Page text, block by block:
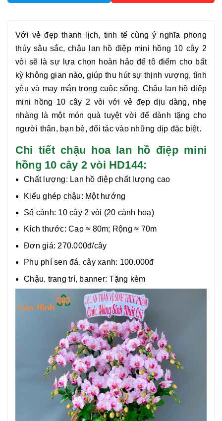
Với vẻ đẹp thanh lịch, tinh tế cùng ý nghĩa phong
thủy sâu sắc, chậu
lan hồ điệp mini hồng 10 cây 2
vòi sẽ là sự lựa chọn hoàn hảo để tô điểm cho bất
kỳ không gian nào, giúp thu hút sự thịnh vượng, tình
yêu và may mắn trong cuộc sống. Chậu
lan hồ điệp
mini hồng 10 cây 2 vòi với vẻ đẹp dịu dàng, nhẹ
nhàng là một món quà tuyệt vời để dành tặng cho
người thân, bạn bè, đối tác vào những dịp đặc biệt.
Chi tiết chậu hoa lan hồ điệp mini
hồng 10 cây 2 vòi HD144:
Chất lượng: Lan hồ điệp chất lượng cao
Kiểu ghép chậu: Một hướng
Số cành: 10 cây 2 vòi (20 cành hoa)
Kích thước: Cao ≈ 80m; Rộng ≈ 70m
Đơn giá: 270.000đ/cây
Phụ phí sen đá, cây xanh: 100.000đ
Chậu, trang trí, banner: Tặng kèm